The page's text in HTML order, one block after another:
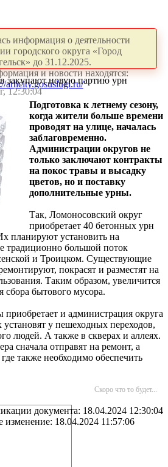
информация о деятельности
городского округа «Город
до 31.12.2025.
и новости находятся:
arhcity.gosuslugi.ru/
закупают новую партию урн
12:30:04
Подготовка к летнему сезону,
когда жители больше времени
проводят на улице, началась
заблаговременно.
Администрации округов не
только заключают контракты
на покос травы и высадку
цветов, но и поставку
дополнительные урны.
Так, Ломоносовский округ
приобретает 40 бетонных урн
планируют установить на
традиционно большой поток
и Троицком. Существующие
покрасят и разместят на
Таким образом, увеличится
сбора бытового мусора.
и администрация округа
у пешеходных переходов,
людей. А также в скверах и аллеях.
сначала отправят на ремонт, а
также необходимо обеспечить
Скоро что то будет...
документа: 18.04.2024 12:30:04
изменение: 18.04.2024 11:57:06